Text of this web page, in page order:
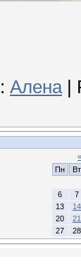
: Алена |
«
Пн
Вт
6
7
13
14
20
21
27
28